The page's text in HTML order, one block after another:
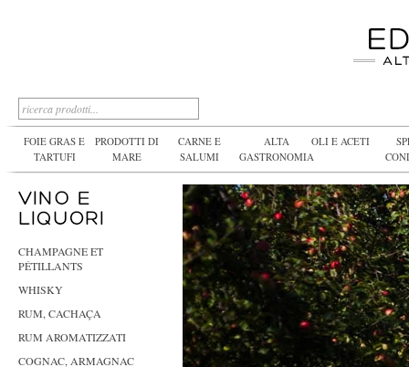
FOIE GRAS E
TARTUFI
PRODOTTI DI
MARE
CARNE E
SALUMI
ALTA
GASTRONOMIA
OLI E ACETI
CHAMPAGNE ET
PÉTILLANTS
WHISKY
RUM, CACHAÇA
RUM AROMATIZZATI
COGNAC, ARMAGNAC